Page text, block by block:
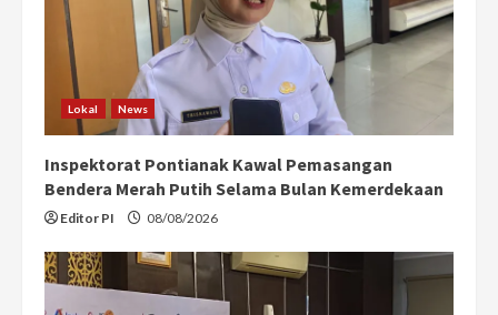
Lokal News
Inspektorat Pontianak Kawal Pemasangan
Bendera Merah Putih Selama Bulan Kemerdekaan
Editor PI 08/08/2026